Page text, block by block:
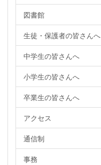
図書館
生徒・保護者の皆さんへ
中学生の皆さんへ
小学生の皆さんへ
卒業生の皆さんへ
アクセス
通信制
事務